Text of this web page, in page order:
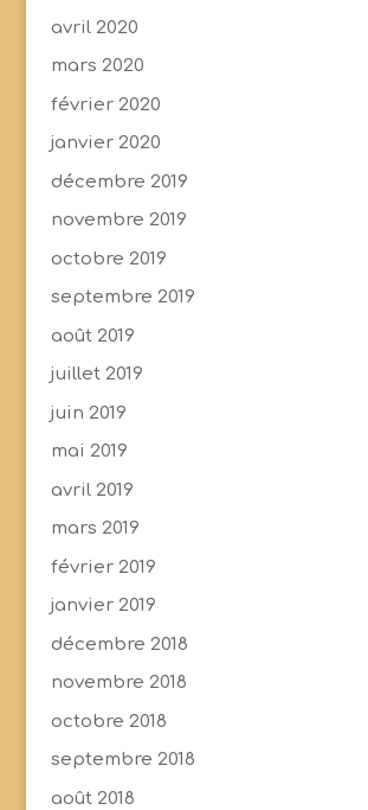
avril 2020
mars 2020
février 2020
janvier 2020
décembre 2019
novembre 2019
octobre 2019
septembre 2019
août 2019
juillet 2019
juin 2019
mai 2019
avril 2019
mars 2019
février 2019
janvier 2019
décembre 2018
novembre 2018
octobre 2018
septembre 2018
août 2018